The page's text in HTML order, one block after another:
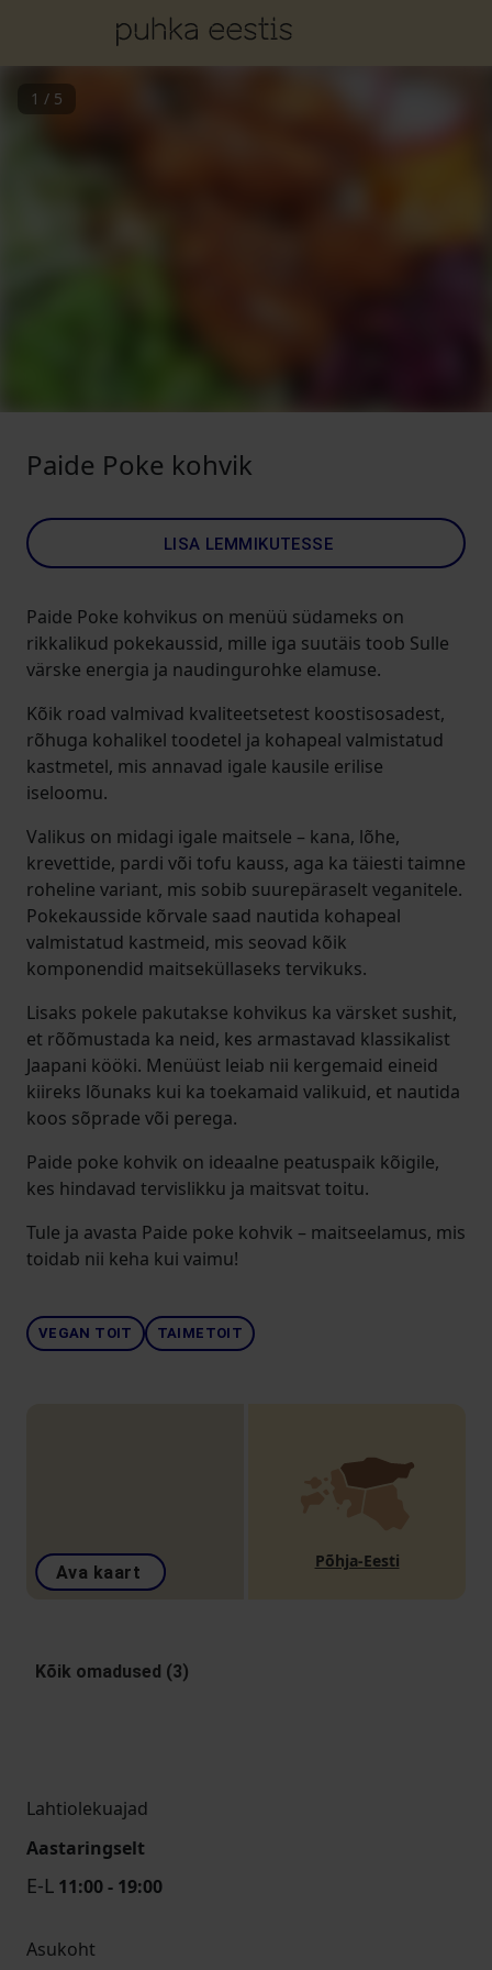
1 / 5
Paide Poke kohvik
LISA LEMMIKUTESSE
Paide Poke kohvikus on menüü südameks on
rikkalikud pokekaussid, mille iga suutäis toob Sulle
värske energia ja naudingurohke elamuse.
Kõik road valmivad kvaliteetsetest koostisosadest,
rõhuga kohalikel toodetel ja kohapeal valmistatud
kastmetel, mis annavad igale kausile erilise
iseloomu.
Valikus on midagi igale maitsele – kana, lõhe,
krevettide, pardi või tofu kauss, aga ka täiesti taimne
roheline variant, mis sobib suurepäraselt veganitele.
Pokekausside kõrvale saad nautida kohapeal
valmistatud kastmeid, mis seovad kõik
komponendid maitseküllaseks tervikuks.
Lisaks pokele pakutakse kohvikus ka värsket sushit,
et rõõmustada ka neid, kes armastavad klassikalist
Jaapani kööki. Menüüst leiab nii kergemaid eineid
kiireks lõunaks kui ka toekamaid valikuid, et nautida
koos sõprade või perega.
Paide poke kohvik on ideaalne peatuspaik kõigile,
kes hindavad tervislikku ja maitsvat toitu.
Tule ja avasta Paide poke kohvik – maitseelamus, mis
toidab nii keha kui vaimu!
VEGAN TOIT TAIMETOIT
Ava kaart
Põhja-Eesti
Kõik omadused (3)
Lahtiolekuajad
Aastaringselt
E-L 11:00 - 19:00
Asukoht